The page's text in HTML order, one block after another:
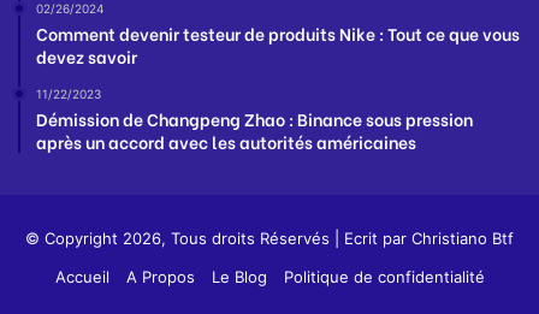
02/26/2024
Comment devenir testeur de produits Nike : Tout ce que vous
devez savoir
11/22/2023
Démission de Changpeng Zhao : Binance sous pression
après un accord avec les autorités américaines
© Copyright 2026, Tous droits Réservés | Ecrit par Christiano Btf
Accueil
A Propos Le Blog Politique de confidentialité